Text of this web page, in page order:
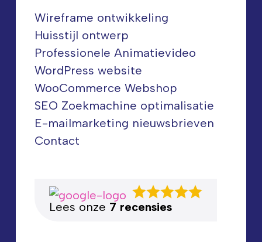
Wireframe ontwikkeling
Huisstijl ontwerp
Professionele Animatievideo
WordPress website
WooCommerce Webshop
SEO Zoekmachine optimalisatie
E-mailmarketing nieuwsbrieven
Contact
Lees onze 7 recensies